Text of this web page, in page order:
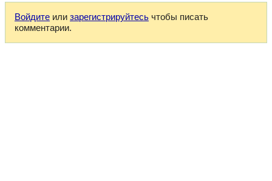
Войдите или зарегистрируйтесь чтобы писать
комментарии.